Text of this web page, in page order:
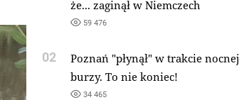
że... zaginął w Niemczech
59 476
02
Poznań "płynął" w trakcie nocnej
burzy. To nie koniec!
34 465